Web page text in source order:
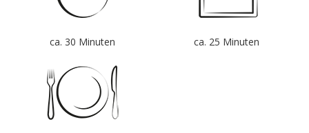
ca. 30 Minuten ca. 25 Minuten